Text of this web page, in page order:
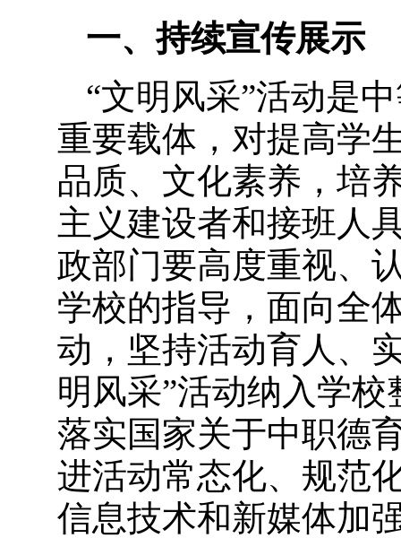
一、持续宣传展示
“文明风采”活动是
重要载体，对提高学
品质、文化素养，培
主义建设者和接班人
政部门要高度重视、
学校的指导，面向全
动，坚持活动育人、
明风采”活动纳入学
落实国家关于中职德
进活动常态化、规范
信息技术和新媒体加